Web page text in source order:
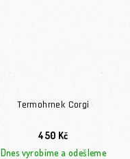
Termohrnek Corgi
450 Kč
Dnes vyrobíme a odešleme